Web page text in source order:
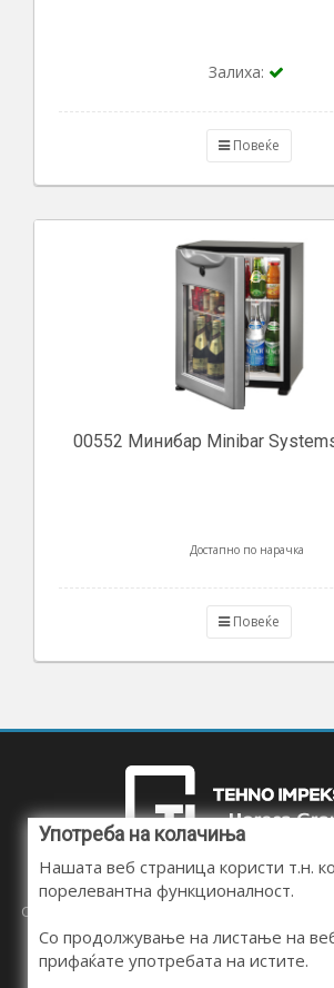
Употреба на колачиња
Нашата веб страница користи т.н.
порелевантна функционалност.
Со продолжување на листање на
прифаќате употребата на истите.
Залиха:
Повеќе
00552 Минибар Minibar
Достапно по нарачка
Повеќе
Следете нé на социјалните мрежи и
новини, промоции и